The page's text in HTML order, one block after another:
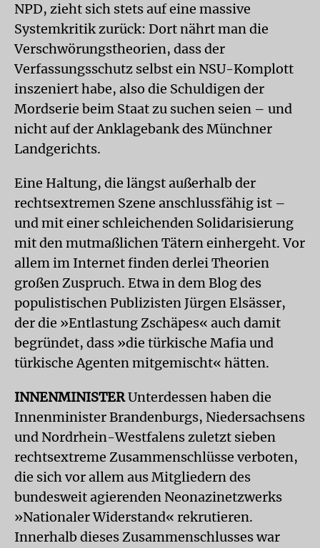
NPD, zieht sich stets auf eine massive
Systemkritik zurück: Dort nährt man die
Verschwörungstheorien, dass der
Verfassungsschutz selbst ein NSU-Komplott
inszeniert habe, also die Schuldigen der
Mordserie beim Staat zu suchen seien – und
nicht auf der Anklagebank des Münchner
Landgerichts.
Eine Haltung, die längst außerhalb der
rechtsextremen Szene anschlussfähig ist –
und mit einer schleichenden Solidarisierung
mit den mutmaßlichen Tätern einhergeht. Vor
allem im Internet finden derlei Theorien
großen Zuspruch. Etwa in dem Blog des
populistischen Publizisten Jürgen Elsässer,
der die »Entlastung Zschäpes« auch damit
begründet, dass »die türkische Mafia und
türkische Agenten mitgemischt« hätten.
INNENMINISTERUnterdessen haben die
Innenminister Brandenburgs, Niedersachsens
und Nordrhein-Westfalens zuletzt sieben
rechtsextreme Zusammenschlüsse verboten,
die sich vor allem aus Mitgliedern des
bundesweit agierenden Neonazinetzwerks
»Nationaler Widerstand« rekrutieren.
Innerhalb dieses Zusammenschlusses war